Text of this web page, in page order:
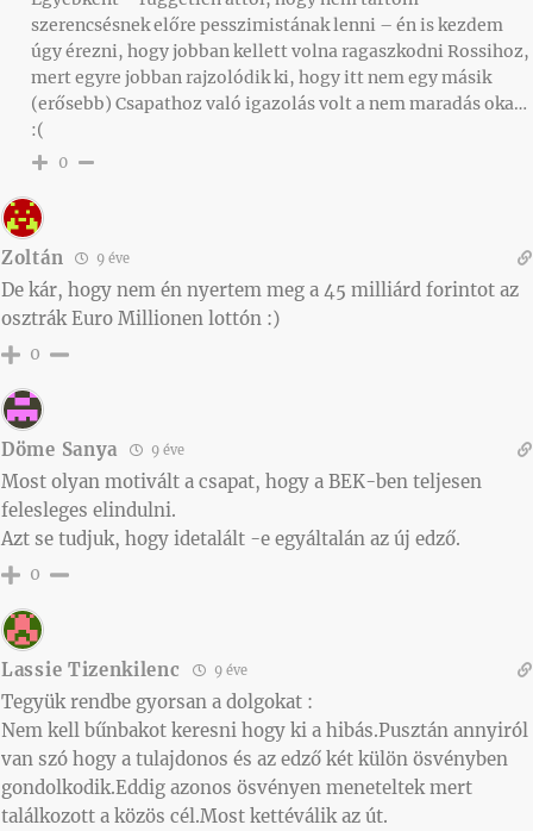
szerencsésnek előre pesszimistának lenni – én is kezdem
úgy érezni, hogy jobban kellett volna ragaszkodni Rossihoz,
mert egyre jobban rajzolódik ki, hogy itt nem egy másik
(erősebb) Csapathoz való igazolás volt a nem maradás oka…
:(
0
Zoltán 9 éve
De kár, hogy nem én nyertem meg a 45 milliárd forintot az
osztrák Euro Millionen lottón :)
0
Döme Sanya 9 éve
Most olyan motivált a csapat, hogy a BEK-ben teljesen
felesleges elindulni.
Azt se tudjuk, hogy idetalált -e egyáltalán az új edző.
0
Lassie Tizenkilenc 9 éve
Tegyük rendbe gyorsan a dolgokat :
Nem kell bűnbakot keresni hogy ki a hibás.Pusztán annyiról
van szó hogy a tulajdonos és az edző két külön ösvényben
gondolkodik.Eddig azonos ösvényen meneteltek mert
találkozott a közös cél.Most kettéválik az út.